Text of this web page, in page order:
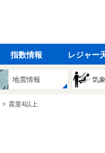
指数情報 レジャー
地震情報 気
震度4以上